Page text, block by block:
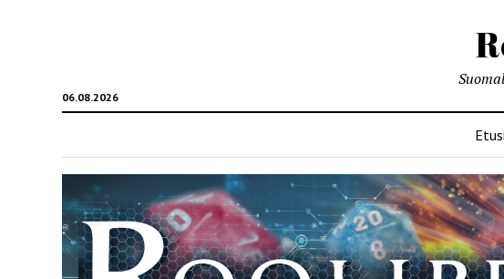
06.08.2026